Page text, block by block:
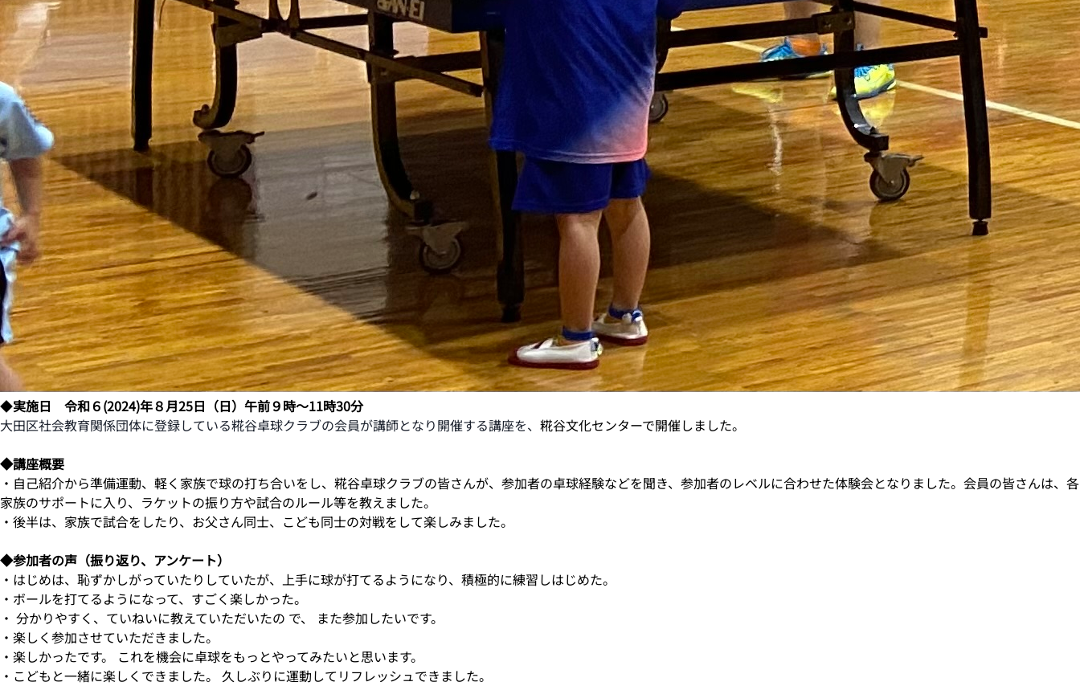
◆実施日 令和６(2024)年８月25日（日）午前９時～11時30分
大田区社会教育関係団体に登録している糀谷卓球クラブの会員が講師となり開催する講座を、 糀谷文化センターで開催しました。
◆講座概要
・自己紹介から準備運動、軽く家族で球の打ち合いをし、糀谷卓球クラブの皆さんが、参加者の卓球経験などを聞き、参加者のレベルに合わせた体験会となりました。会員の皆さんは、各
家族のサポートに入り、ラケットの振り方や試合のルール等を教えました。
・後半は、家族で試合をしたり、お父さん同士、こども同士の対戦をして楽しみました。
◆参加者の声（振り返り、アンケート）
・はじめは、恥ずかしがっていたりしていたが、上手に球が打てるようになり、積極的に練習しはじめた。
・ボールを打てるようになって、すごく楽しかった。
・ 分かりやすく、ていねいに教えていただいたの で、 また参加したいです。
・楽しく参加させていただきました。
・楽しかったです。 これを機会に卓球をもっとやってみたいと思います。
・こどもと一緒に楽しくできました。 久しぶりに運動してリフレッシュできました。